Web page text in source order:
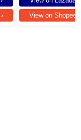
View on Shopee ›